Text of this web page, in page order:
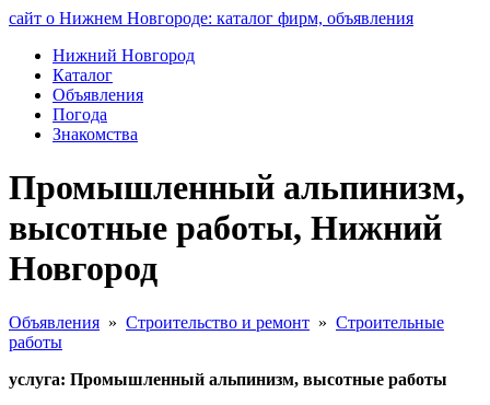
сайт о Нижнем Новгороде: каталог фирм, объявления
Нижний Новгород
Каталог
Объявления
Погода
Знакомства
Промышленный альпинизм,
высотные работы, Нижний
Новгород
Объявления » Строительство и ремонт » Строительные
работы
услуга: Промышленный альпинизм, высотные работы